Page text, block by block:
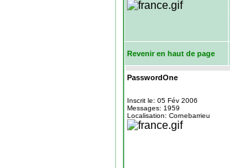
Revenir en haut de page
PasswordOne
Inscrit le: 05 Fév 2006
Messages: 1959
Localisation: Cornebarrieu